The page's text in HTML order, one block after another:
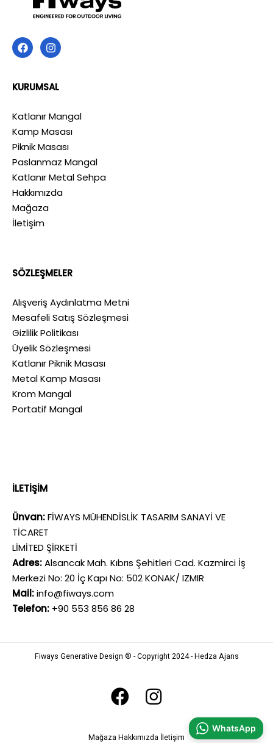
KURUMSAL
Katlanır Mangal
Kamp Masası
Piknik Masası
Paslanmaz Mangal
Katlanır Metal Sehpa
Hakkımızda
Mağaza
İletişim
SÖZLEŞMELER
Alışveriş Aydınlatma Metni
Mesafeli Satış Sözleşmesi
Gizlilik Politikası
Üyelik Sözleşmesi
Katlanır Piknik Masası
Metal Kamp Masası
Krom Mangal
Portatif Mangal
İLETİŞİM
Ünvan:FİWAYS MÜHENDİSLİK TASARIM SANAYİ VE
TİCARET
LİMİTED ŞİRKETİ
Adres:Alsancak Mah. Kıbrıs Şehitleri Cad. Kazmirci İş
Merkezi No: 20 İç Kapı No: 502 KONAK/ IZMIR
Mail:info@fiways.com
Telefon: +90 553 856 86 28
Fiways Generative Design ® - Copyright 2024 - Hedza Ajans
Mağaza Hakkımızda İletişim
WhatsApp